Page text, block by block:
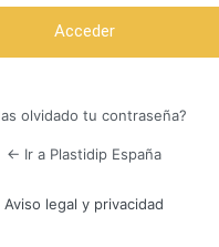
olvidado tu contraseña?
← Ir a Plastidip España
Aviso legal y privacidad